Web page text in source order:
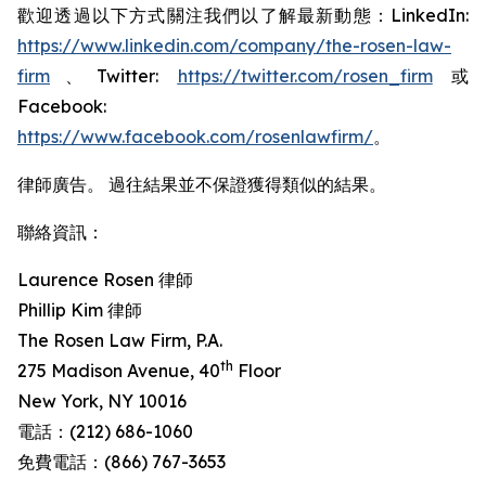
歡迎透過以下方式關注我們以了解最新動態：LinkedIn:
https://www.linkedin.com/company/the-rosen-law-
firm 、Twitter: https://twitter.com/rosen_firm或
Facebook:
https://www.facebook.com/rosenlawfirm/。
律師廣告。 過往結果並不保證獲得類似的結果。
聯絡資訊：
Laurence Rosen 律師
Phillip Kim 律師
The Rosen Law Firm, P.A.
275 Madison Avenue, 40th Floor
New York, NY 10016
電話：(212) 686-1060
免費電話：(866) 767-3653